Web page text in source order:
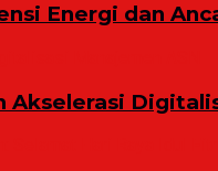
Energi dan